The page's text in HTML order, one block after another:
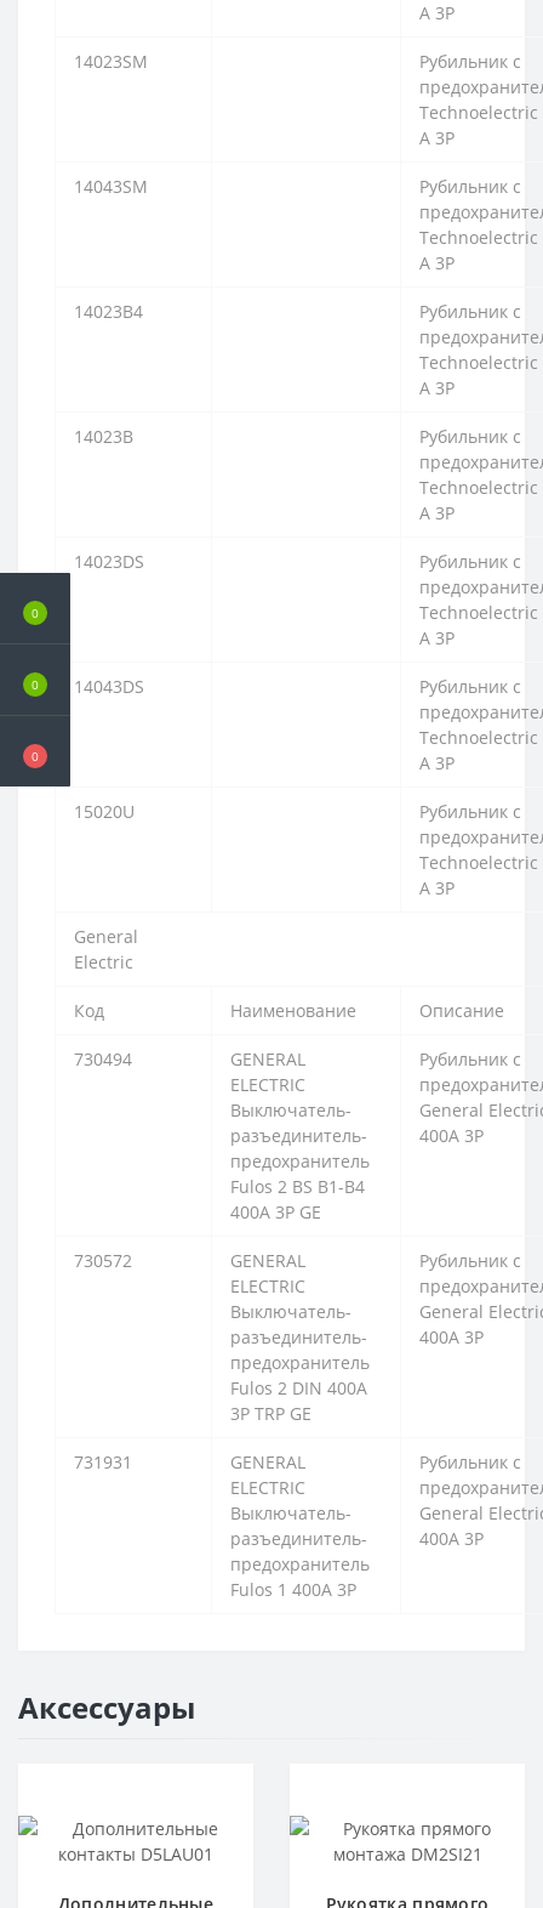
0
0
0
A 3P
14023SM
Рубильник с
Technoelectric
A 3P
14043SM
Рубильник с
Technoelectric
A 3P
14023B4
Рубильник с
Technoelectric
A 3P
14023B
Рубильник с
Technoelectric
A 3P
14023DS
Рубильник с
Technoelectric
A 3P
14043DS
Рубильник с
Technoelectric
A 3P
15020U
Рубильник с
Technoelectric
A 3P
General
Electric
Код Наименование Описание
730494
GENERAL
ELECTRIC
Выключатель-
разъединитель-
предохранитель
Fulos 2 BS B1-B4
400A 3P GE
Рубильник с
General
400А 3P
730572
GENERAL
ELECTRIC
Выключатель-
разъединитель-
предохранитель
Fulos 2 DIN 400A
3P TRP GE
Рубильник с
General
400А 3P
731931
GENERAL
ELECTRIC
Выключатель-
разъединитель-
предохранитель
Fulos 1 400A 3P
Рубильник с
General
400А 3P
Аксессуары